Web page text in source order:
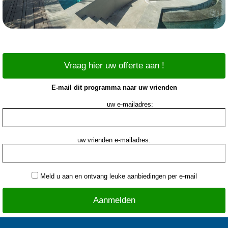
Vraag hier uw offerte aan !
E-mail dit programma naar uw vrienden
uw e-mailadres:
uw vrienden e-mailadres:
Meld u aan en ontvang leuke aanbiedingen per e-mail